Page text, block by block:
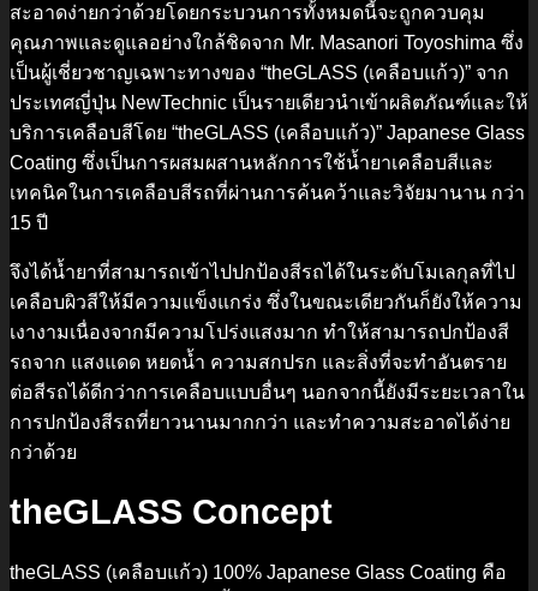
สะอาดง่ายกว่าด้วยโดยกระบวนการทั้งหมดนี้จะถูกควบคุม
คุณภาพและดูแลอย่างใกล้ชิดจาก Mr. Masanori Toyoshima ซึ่ง
เป็นผู้เชี่ยวชาญเฉพาะทางของ “theGLASS (เคลือบแก้ว)” จาก
ประเทศญี่ปุ่น NewTechnic เป็นรายเดียวนำเข้าผลิตภัณฑ์และให้
บริการเคลือบสีโดย “theGLASS (เคลือบแก้ว)” Japanese Glass
Coating ซึ่งเป็นการผสมผสานหลักการใช้น้ำยาเคลือบสีและ
เทคนิคในการเคลือบสีรถที่ผ่านการค้นคว้าและวิจัยมานาน กว่า
15 ปี
จึงได้น้ำยาที่สามารถเข้าไปปกป้องสีรถได้ในระดับโมเลกุลที่ไป
เคลือบผิวสีให้มีความแข็งแกร่ง ซึ่งในขณะเดียวกันก็ยังให้ความ
เงางามเนื่องจากมีความโปร่งแสงมาก ทำให้สามารถปกป้องสี
รถจาก แสงแดด หยดน้ำ ความสกปรก และสิ่งที่จะทำอันตราย
ต่อสีรถได้ดีกว่าการเคลือบแบบอื่นๆ นอกจากนี้ยังมีระยะเวลาใน
การปกป้องสีรถที่ยาวนานมากกว่า และทำความสะอาดได้ง่าย
กว่าด้วย
theGLASS Concept
theGLASS (เคลือบแก้ว) 100% Japanese Glass Coating คือ